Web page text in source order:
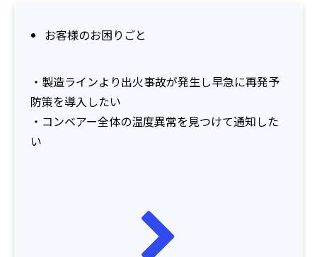
お客様のお困りごと
・製造ラインより出火事故が発生し早急に再発予
防策を導入したい
・コンベアー全体の温度異常を見つけて通知した
い